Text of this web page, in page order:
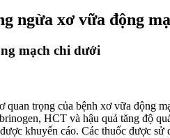
ngừa xơ vữa động
mạch chi dưới
quan trọng của bệnh xơ vữa động
HCT và hậu quả tăng độ
khuyến cáo. Các thuốc được